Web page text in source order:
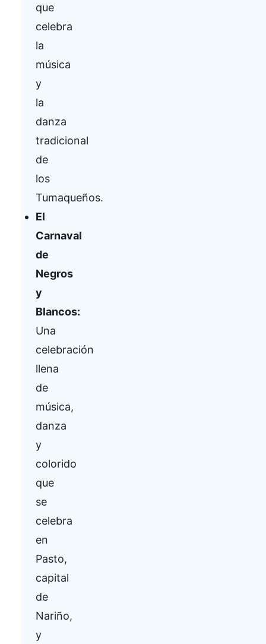
que
celebra
la
música
y
la
danza
tradicional
de
los
Tumaqueños.
El
Carnaval
de
Negros
y
Blancos:
Una
celebración
llena
de
música,
danza
y
colorido
que
se
celebra
en
Pasto,
capital
de
Nariño,
y